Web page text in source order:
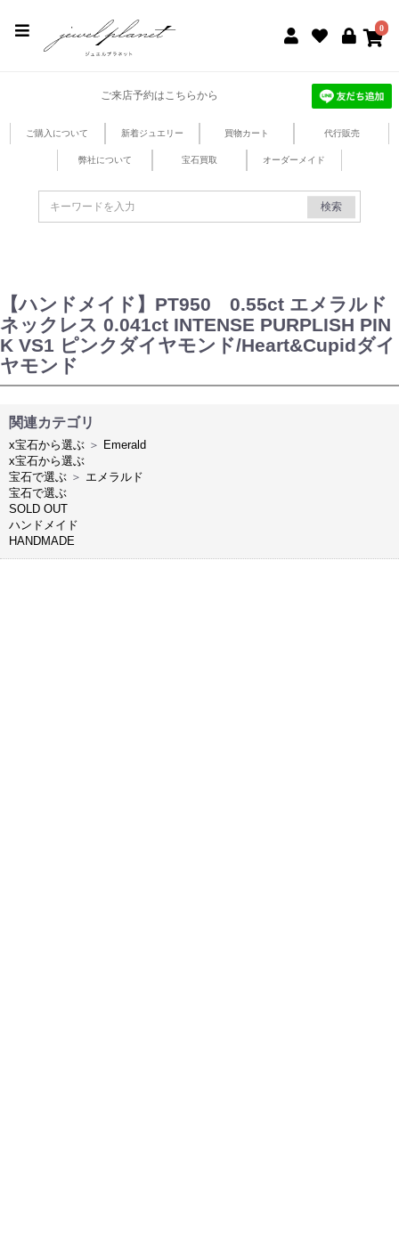
0
ご来店予約はこちらから
ご購入について 新着ジュエリー 買物カート 代行販売
弊社について 宝石買取 オーダーメイド
検索
【ハンドメイド】PT950 0.55ct エメラルド
ネックレス 0.041ct INTENSE PURPLISH PIN
K VS1 ピンクダイヤモンド/Heart&Cupidダイ
ヤモンド
関連カテゴリ
x宝石から選ぶ ＞ Emerald
x宝石から選ぶ
宝石で選ぶ ＞ エメラルド
宝石で選ぶ
SOLD OUT
ハンドメイド
HANDMADE